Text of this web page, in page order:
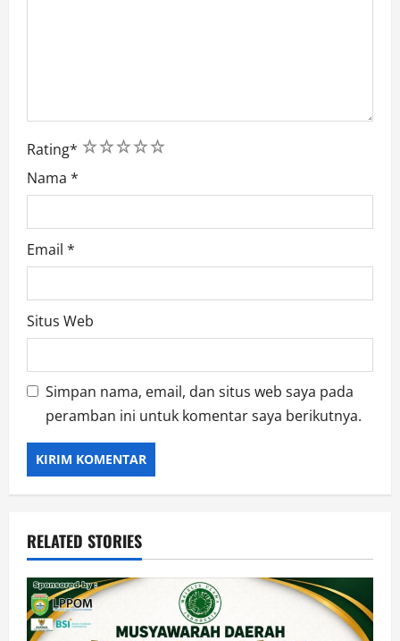
Rating* 5
4
3
2
1
Nama *
Email *
Situs Web
Simpan nama, email, dan situs web saya pada
peramban ini untuk komentar saya berikutnya.
RELATED STORIES